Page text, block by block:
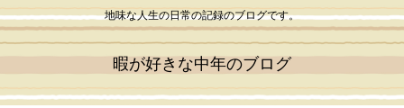
地味な人生の日常の記録のブログです。
暇が好きな中年のブログ